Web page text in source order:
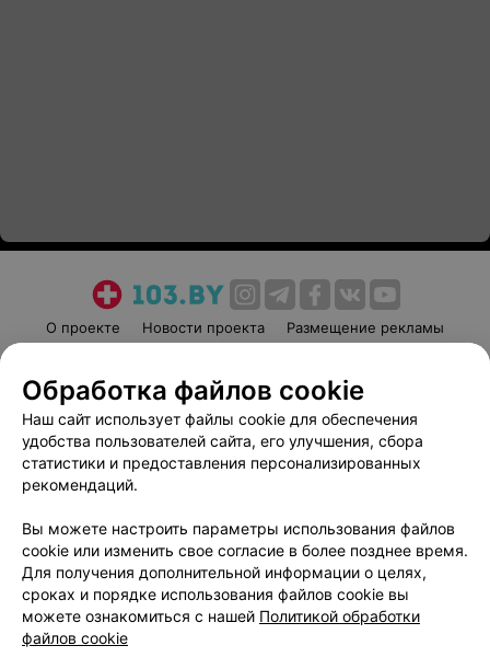
О проекте Новости проекта
Размещение рекламы
Пользовательское соглашение
Способы оплаты
Вакансии
Партнеры
Написать руководителю 103.by
Обработка персональных данных
Обработка файлов cookie
Наш сайт использует файлы cookie для обеспечения
удобства пользователей сайта, его улучшения, сбора
статистики и предоставления персонализированных
рекомендаций.
Вы можете настроить параметры использования файлов
cookie или изменить свое согласие в более позднее время.
Для получения дополнительной информации о целях,
сроках и порядке использования файлов cookie вы
можете ознакомиться с нашей Политикой обработки
файлов cookie